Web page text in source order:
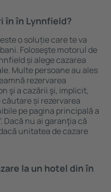
ȋn în Lynnfield?
o soluție care te va
Foloseşte motorul de
și alege cazarea
Multe persoane au ales
rezervarea
şi a cazării şi, implicit,
și rezervarea
pe pagina principală a
Dacă nu ai garanţia că
unitatea de cazare
la un hotel din în